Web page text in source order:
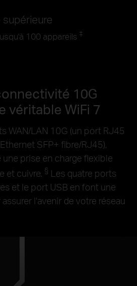
100 appareils‡
10G
véritable WiFi 7
WAN/LAN 10G (un port RJ45
SFP+ fibre/RJ45),
prise en charge flexible
et cuivre. § Les quatre ports
et le port USB en font une
l'avenir de votre réseau